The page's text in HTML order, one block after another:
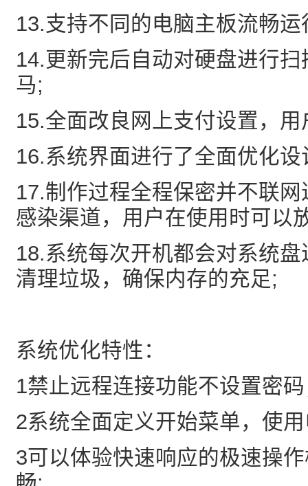
13.支持不同的电脑主板流畅运
14.更新完后自动对硬盘进行
马;
15.全面改良网上支付设置，
16.系统界面进行了全面优化
17.制作过程全程保密并不联
感染渠道，用户在使用时可以
18.系统每次开机都会对系统
清理垃圾，确保内存的充足;
系统优化特性：
1禁止远程连接功能不设置密
2系统全面定义开始菜单，使
3可以体验快速响应的极速操